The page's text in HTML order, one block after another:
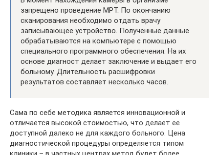
запрещено проведение МРТ. По окончанию
сканирования необходимо отдать врачу
записывающее устройство. Полученные данные
обрабатываются на компьютере с помощью
специального программного обеспечения. На их
основе диагност делает заключение и выдает его
больному. Длительность расшифровки
результатов составляет несколько часов.
Сама по себе методика является инновационной и
отличается высокой стоимостью, что делает ее
доступной далеко не для каждого больного. Цена
диагностической процедуры определяется типом